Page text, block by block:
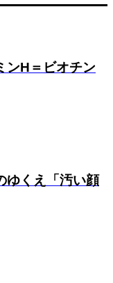
ンH＝ビオチン
ゆくえ「汚い顔